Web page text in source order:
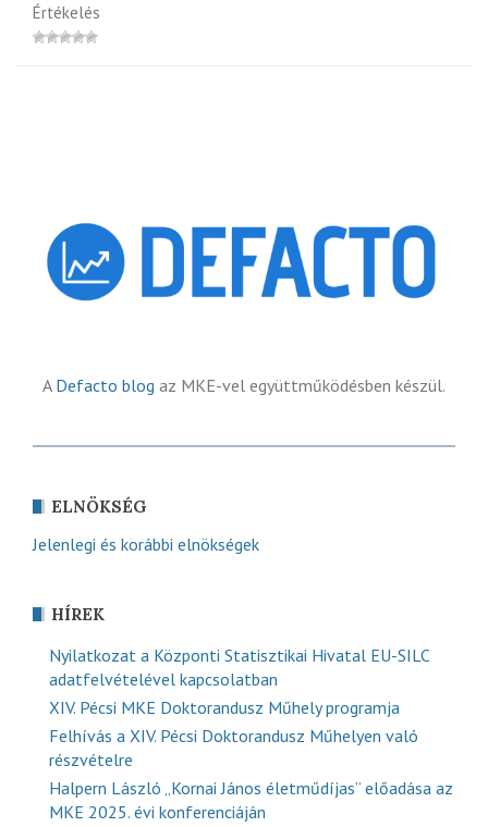
Értékelés
A Defacto blog az MKE-vel együttműködésben készül.
ELNÖKSÉG
Jelenlegi és korábbi elnökségek
HÍREK
Nyilatkozat a Központi Statisztikai Hivatal EU-SILC
adatfelvételével kapcsolatban
XIV. Pécsi MKE Doktorandusz Műhely programja
Felhívás a XIV. Pécsi Doktorandusz Műhelyen való
részvételre
Halpern László „Kornai János életműdíjas” előadása az
MKE 2025. évi konferenciáján